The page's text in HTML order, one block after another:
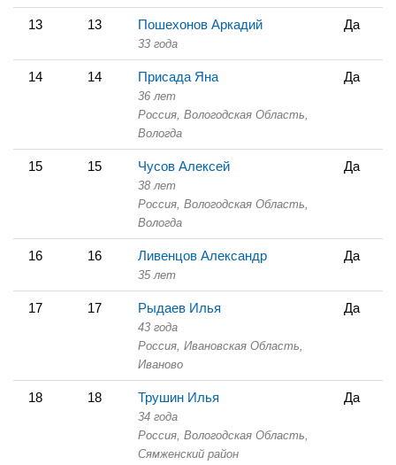
13 13 Пошехонов Аркадий
33 года
Да
14 14 Присада Яна
36 лет
Россия, Вологодская Область,
Вологда
Да
15 15 Чусов Алексей
38 лет
Россия, Вологодская Область,
Вологда
Да
16 16 Ливенцов Александр
35 лет
Да
17 17 Рыдаев Илья
43 года
Россия, Ивановская Область,
Иваново
Да
18 18 Трушин Илья
34 года
Россия, Вологодская Область,
Сямженский район
Да